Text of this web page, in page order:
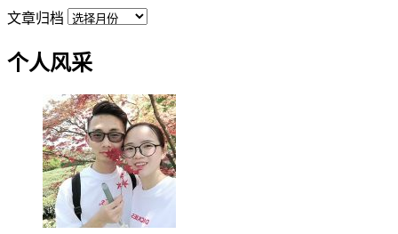
文章归档
个人风采